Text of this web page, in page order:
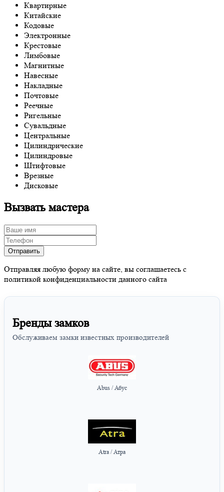
Квартирные
Китайские
Кодовые
Электронные
Крестовые
Лимбовые
Магнитные
Навесные
Накладные
Почтовые
Реечные
Ригельные
Сувальдные
Центральные
Цилиндрические
Цилиндровые
Штифтовые
Врезные
Дисковые
Вызвать мастера
Отправляя любую форму на сайте, вы соглашаетесь с
политикой конфиденциальности данного сайта
Бренды замков
Обслуживаем замки известных производителей
Abus / Абус
Atra / Атра